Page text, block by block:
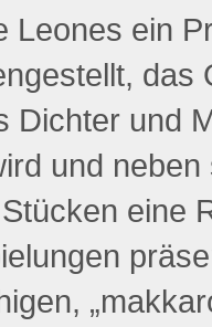
Leones ein
das
Dichter und
und neben
eine